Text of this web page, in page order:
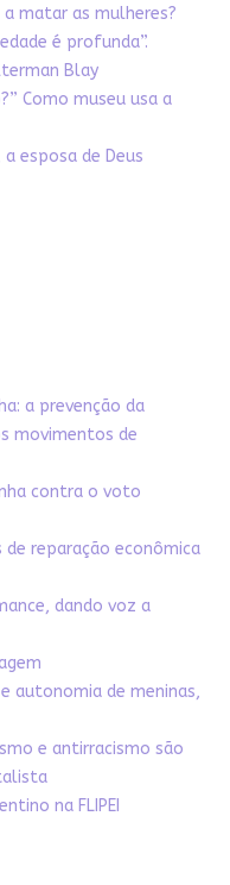
matar as mulheres?
é profunda”.
Blay
Como museu usa a
esposa de Deus
a prevenção da
movimentos de
contra o voto
reparação econômica
dando voz a
autonomia de meninas,
e antirracismo são
na FLIPEI